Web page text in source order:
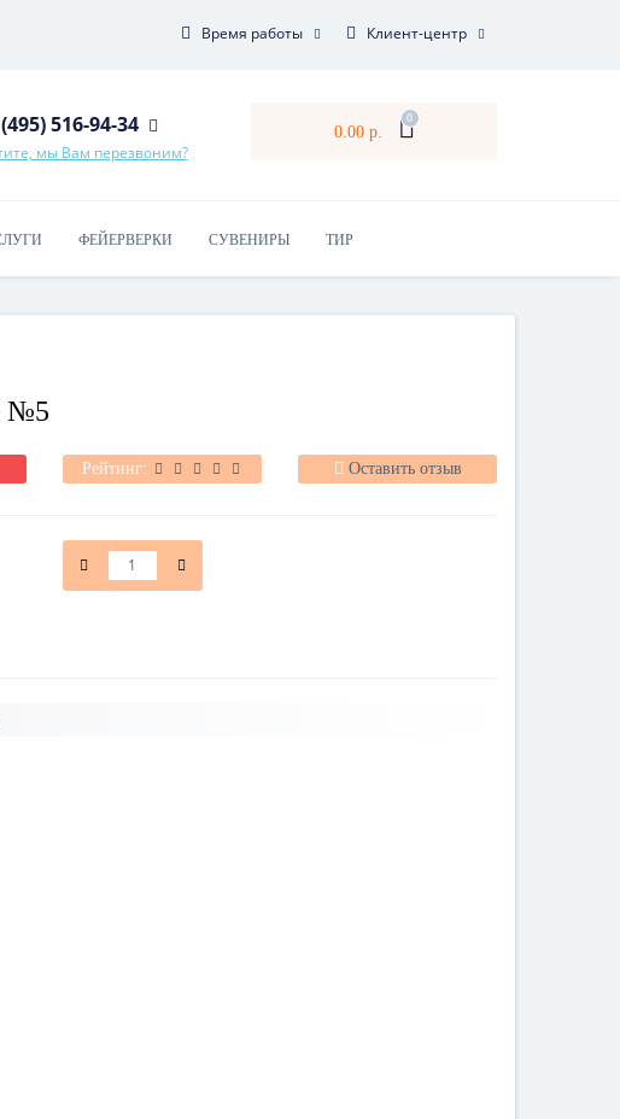
Время работы Клиент-центр
516-94-34
мы Вам перезвоним?
0.00 р.
0
ФЕЙЕРВЕРКИ СУВЕНИРЫ ТИР
№5
Рейтинг: Оставить отзыв